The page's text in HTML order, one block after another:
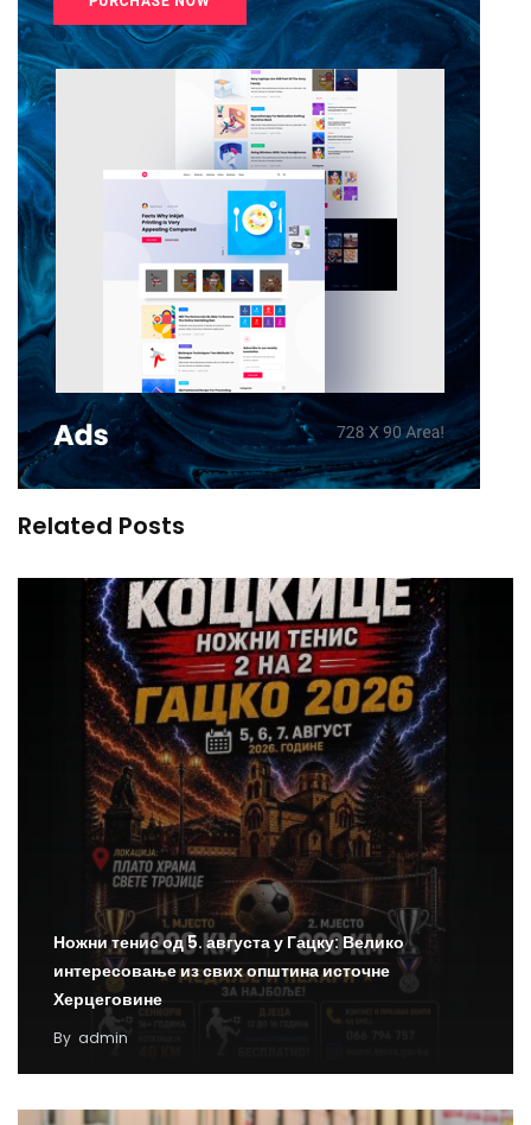
Related Posts
Ножни тенис од 5. августа у Гацку: Велико
интересовање из свих општина источне
Херцеговине
By admin